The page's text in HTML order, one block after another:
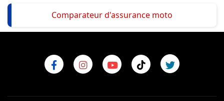
Comparateur d'assurance moto